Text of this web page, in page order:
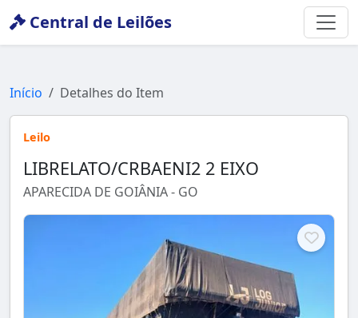
Central de Leilões
Início Detalhes do Item
Leilo
LIBRELATO/CRBAENI2 2 EIXO
APARECIDA DE GOIÂNIA - GO